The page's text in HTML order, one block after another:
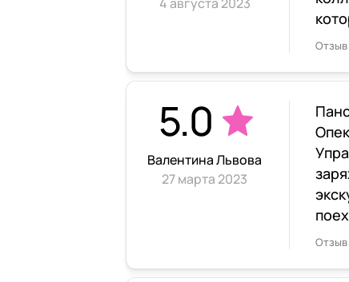
Отзыв
5.0
Валентина Львова
27 марта 2023
Отзыв